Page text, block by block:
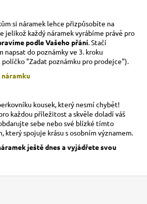
si náramek lehce přizpůsobíte na
jelikož každý náramek vyrábíme právě pro
podle Vašeho přání. Stačí
napsat do poznámky ve 3. kroku
"Zadat poznámku pro prodejce").
náramku
kousek, který nesmí chybět!
každou příležitost a skvěle doladí váš
sebe nebo své blízké tímto
který spojuje krásu s osobním významem.
ještě dnes a vyjádřete svou